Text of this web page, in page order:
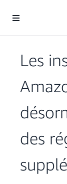
Les
des